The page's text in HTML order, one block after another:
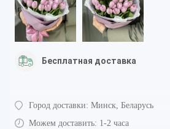
Бесплатная доставка
Город доставки: Минск, Беларусь
Можем доставить: 1-2 часа